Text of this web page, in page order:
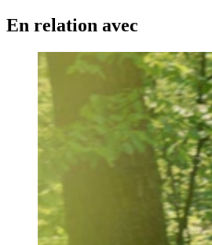
En relation avec